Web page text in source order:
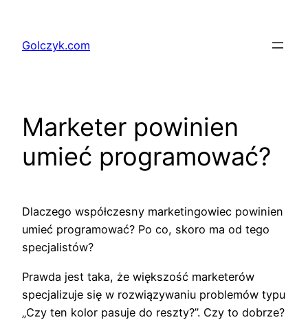
treściGolczyk.com
Marketer powinien
umieć programować?
Dlaczego współczesny marketingowiec powinien
umieć programować? Po co, skoro ma od tego
specjalistów?
Prawda jest taka, że większość marketerów
specjalizuje się w rozwiązywaniu problemów typu
„Czy ten kolor pasuje do reszty?”. Czy to dobrze?